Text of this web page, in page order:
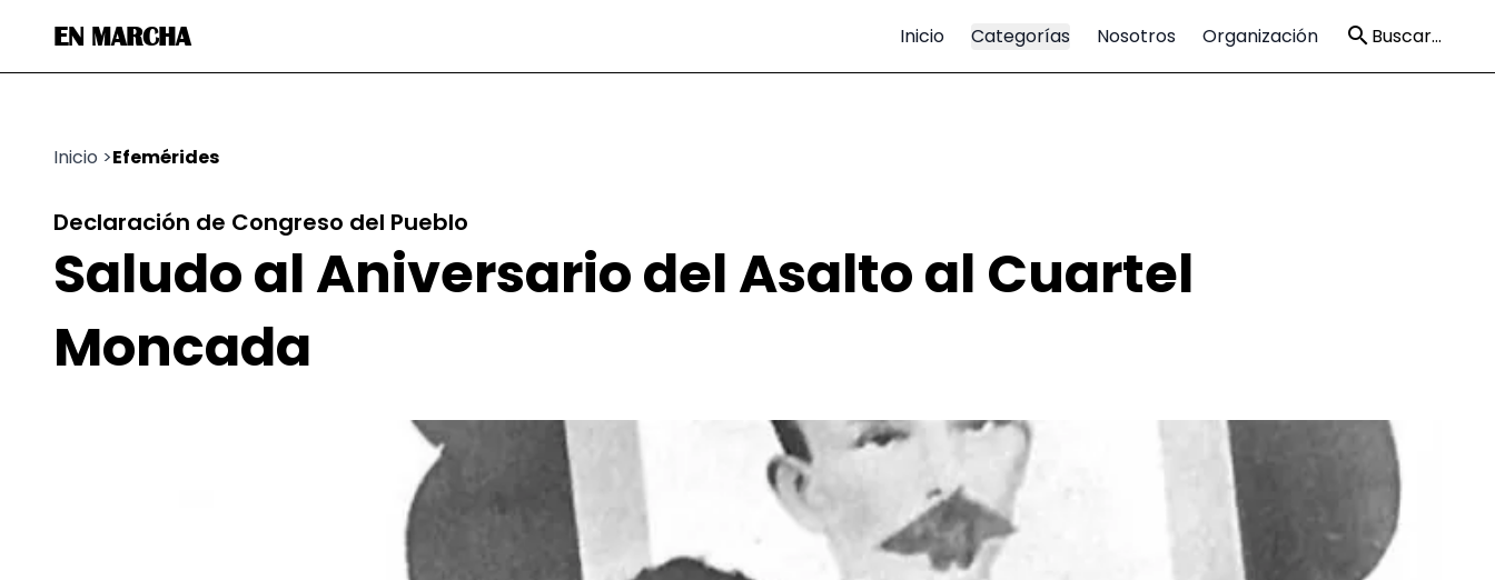
EN MARCHA Inicio Categorías Nosotros Organización Buscar...
Inicio >Efemérides
Declaración de Congreso del Pueblo
Saludo al Aniversario del Asalto al Cuartel
Moncada